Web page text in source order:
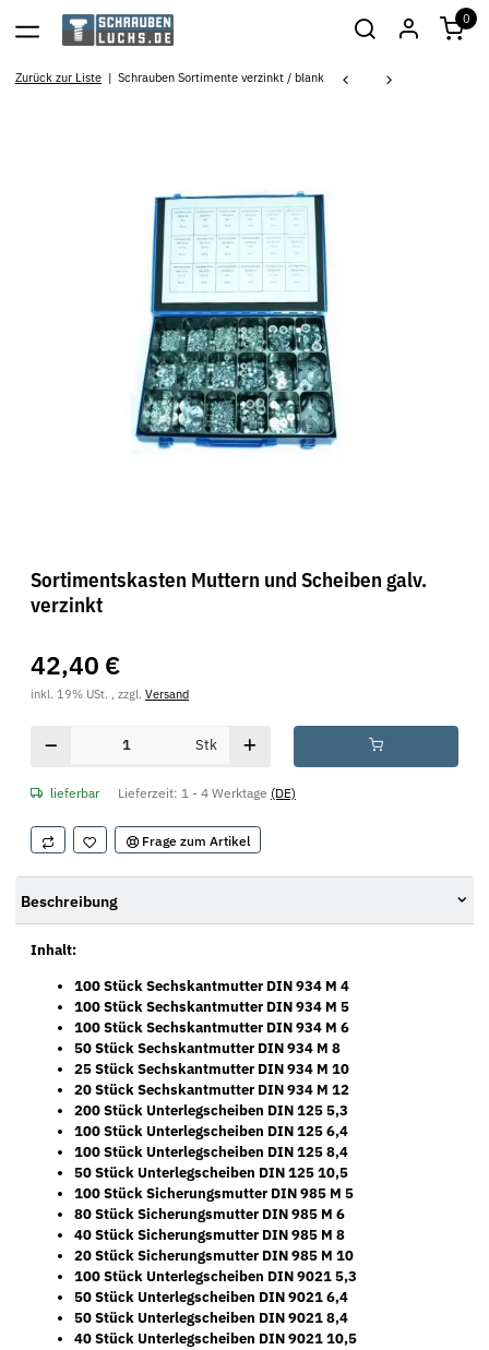
0
Zurück zur Liste Schrauben Sortimente verzinkt / blank
Sortimentskasten Muttern und Scheiben galv.
verzinkt
42,40 €
inkl. 19% USt. , zzgl. Versand
Stk
lieferbar Lieferzeit: 1 - 4 Werktage (DE)
Frage zum Artikel
Beschreibung
Inhalt:
100 Stück Sechskantmutter DIN 934 M 4
100 Stück Sechskantmutter DIN 934 M 5
100 Stück Sechskantmutter DIN 934 M 6
50 Stück Sechskantmutter DIN 934 M 8
25 Stück Sechskantmutter DIN 934 M 10
20 Stück Sechskantmutter DIN 934 M 12
200 Stück Unterlegscheiben DIN 125 5,3
100 Stück Unterlegscheiben DIN 125 6,4
100 Stück Unterlegscheiben DIN 125 8,4
50 Stück Unterlegscheiben DIN 125 10,5
100 Stück Sicherungsmutter DIN 985 M 5
80 Stück Sicherungsmutter DIN 985 M 6
40 Stück Sicherungsmutter DIN 985 M 8
20 Stück Sicherungsmutter DIN 985 M 10
100 Stück Unterlegscheiben DIN 9021 5,3
50 Stück Unterlegscheiben DIN 9021 6,4
50 Stück Unterlegscheiben DIN 9021 8,4
40 Stück Unterlegscheiben DIN 9021 10,5